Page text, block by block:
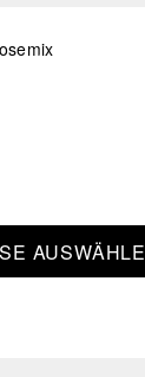
AUSWÄHLEN